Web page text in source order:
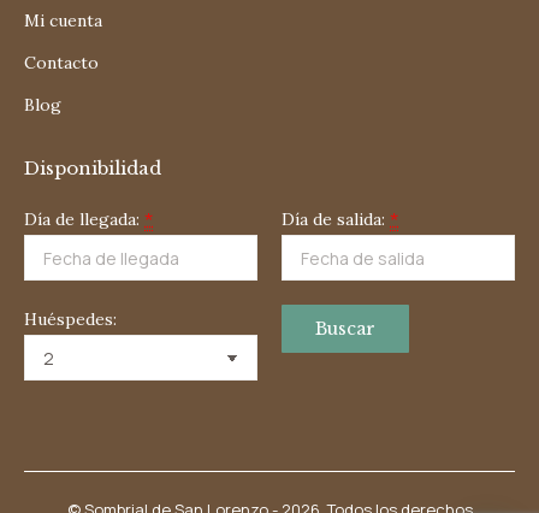
in
window
in
window
Mi cuenta
Contacto
Blog
Disponibilidad
Día de llegada: * Día de salida: *
Huéspedes: